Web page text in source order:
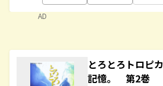
AD
とろとろトロピ
記憶。 第2巻